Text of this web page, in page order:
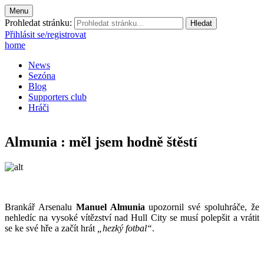
Menu
Prohledat stránku:
Přihlásit se/registrovat
home
News
Sezóna
Blog
Supporters club
Hráči
Almunia : měl jsem hodně štěstí
Brankář Arsenalu Manuel Almunia upozornil své spoluhráče, že
nehledíc na vysoké vítězství nad Hull City se musí polepšit a vrátit
se ke své hře a začít hrát
„hezký fotbal“.